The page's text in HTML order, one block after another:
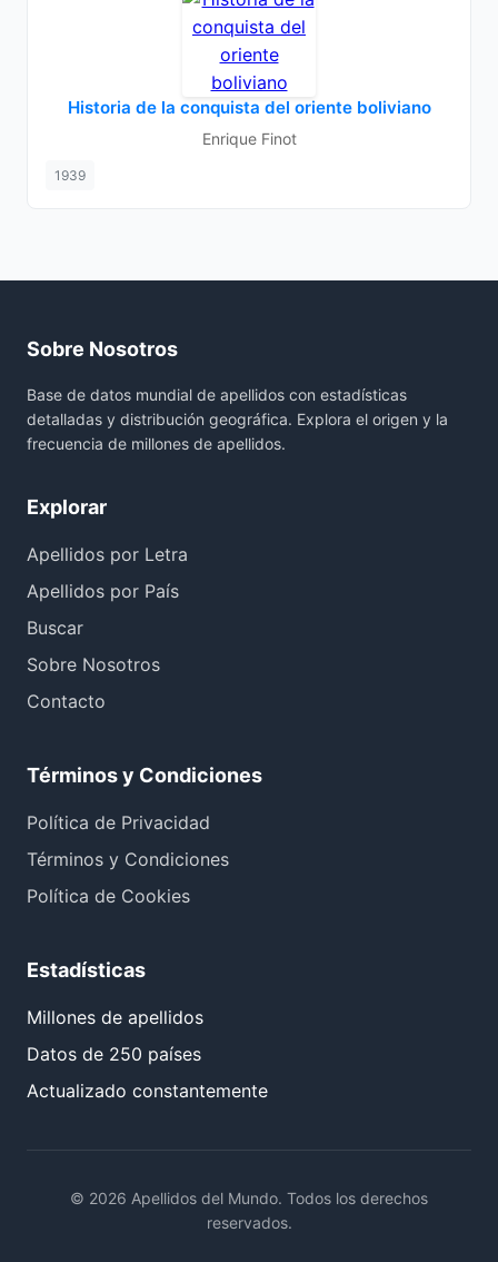
Historia de la conquista del oriente boliviano
Enrique Finot
1939
Sobre Nosotros
Base de datos mundial de apellidos con estadísticas
detalladas y distribución geográfica. Explora el origen y la
frecuencia de millones de apellidos.
Explorar
Apellidos por Letra
Apellidos por País
Buscar
Sobre Nosotros
Contacto
Términos y Condiciones
Política de Privacidad
Términos y Condiciones
Política de Cookies
Estadísticas
Millones de apellidos
Datos de 250 países
Actualizado constantemente
© 2026 Apellidos del Mundo. Todos los derechos
reservados.